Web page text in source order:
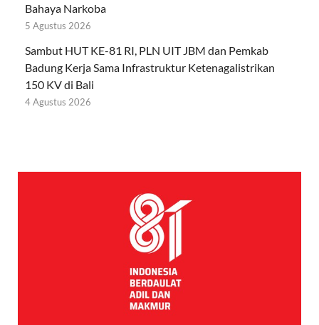
Bahaya Narkoba
5 Agustus 2026
Sambut HUT KE-81 RI, PLN UIT JBM dan Pemkab
Badung Kerja Sama Infrastruktur Ketenagalistrikan
150 KV di Bali
4 Agustus 2026